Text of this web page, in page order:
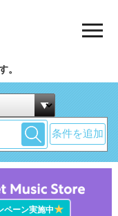
。
条件を追加
ペーン実施中★